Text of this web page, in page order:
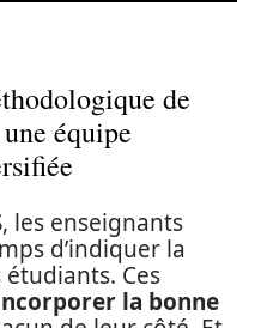
de
équipe
les enseignants
d’indiquer la
Ces
la bonne